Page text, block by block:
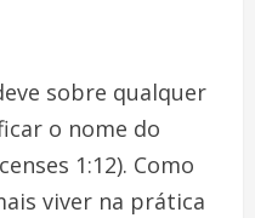
sobre qualquer
o nome do
1:12). Como
viver na prática